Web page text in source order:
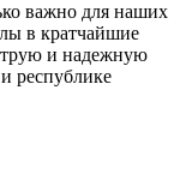
важно для наших
в кратчайшие
и надежную
республике